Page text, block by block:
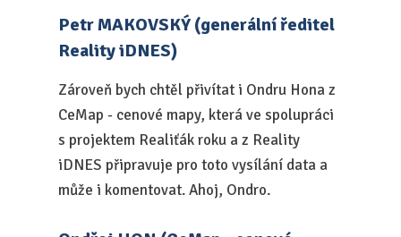
Petr MAKOVSKÝ (generální ředitel
Reality iDNES)
Zároveň bych chtěl přivítat i Ondru Hona z
CeMap - cenové mapy, která ve spolupráci
s projektem Realiťák roku a z Reality
iDNES připravuje pro toto vysílání data a
může i komentovat. Ahoj, Ondro.